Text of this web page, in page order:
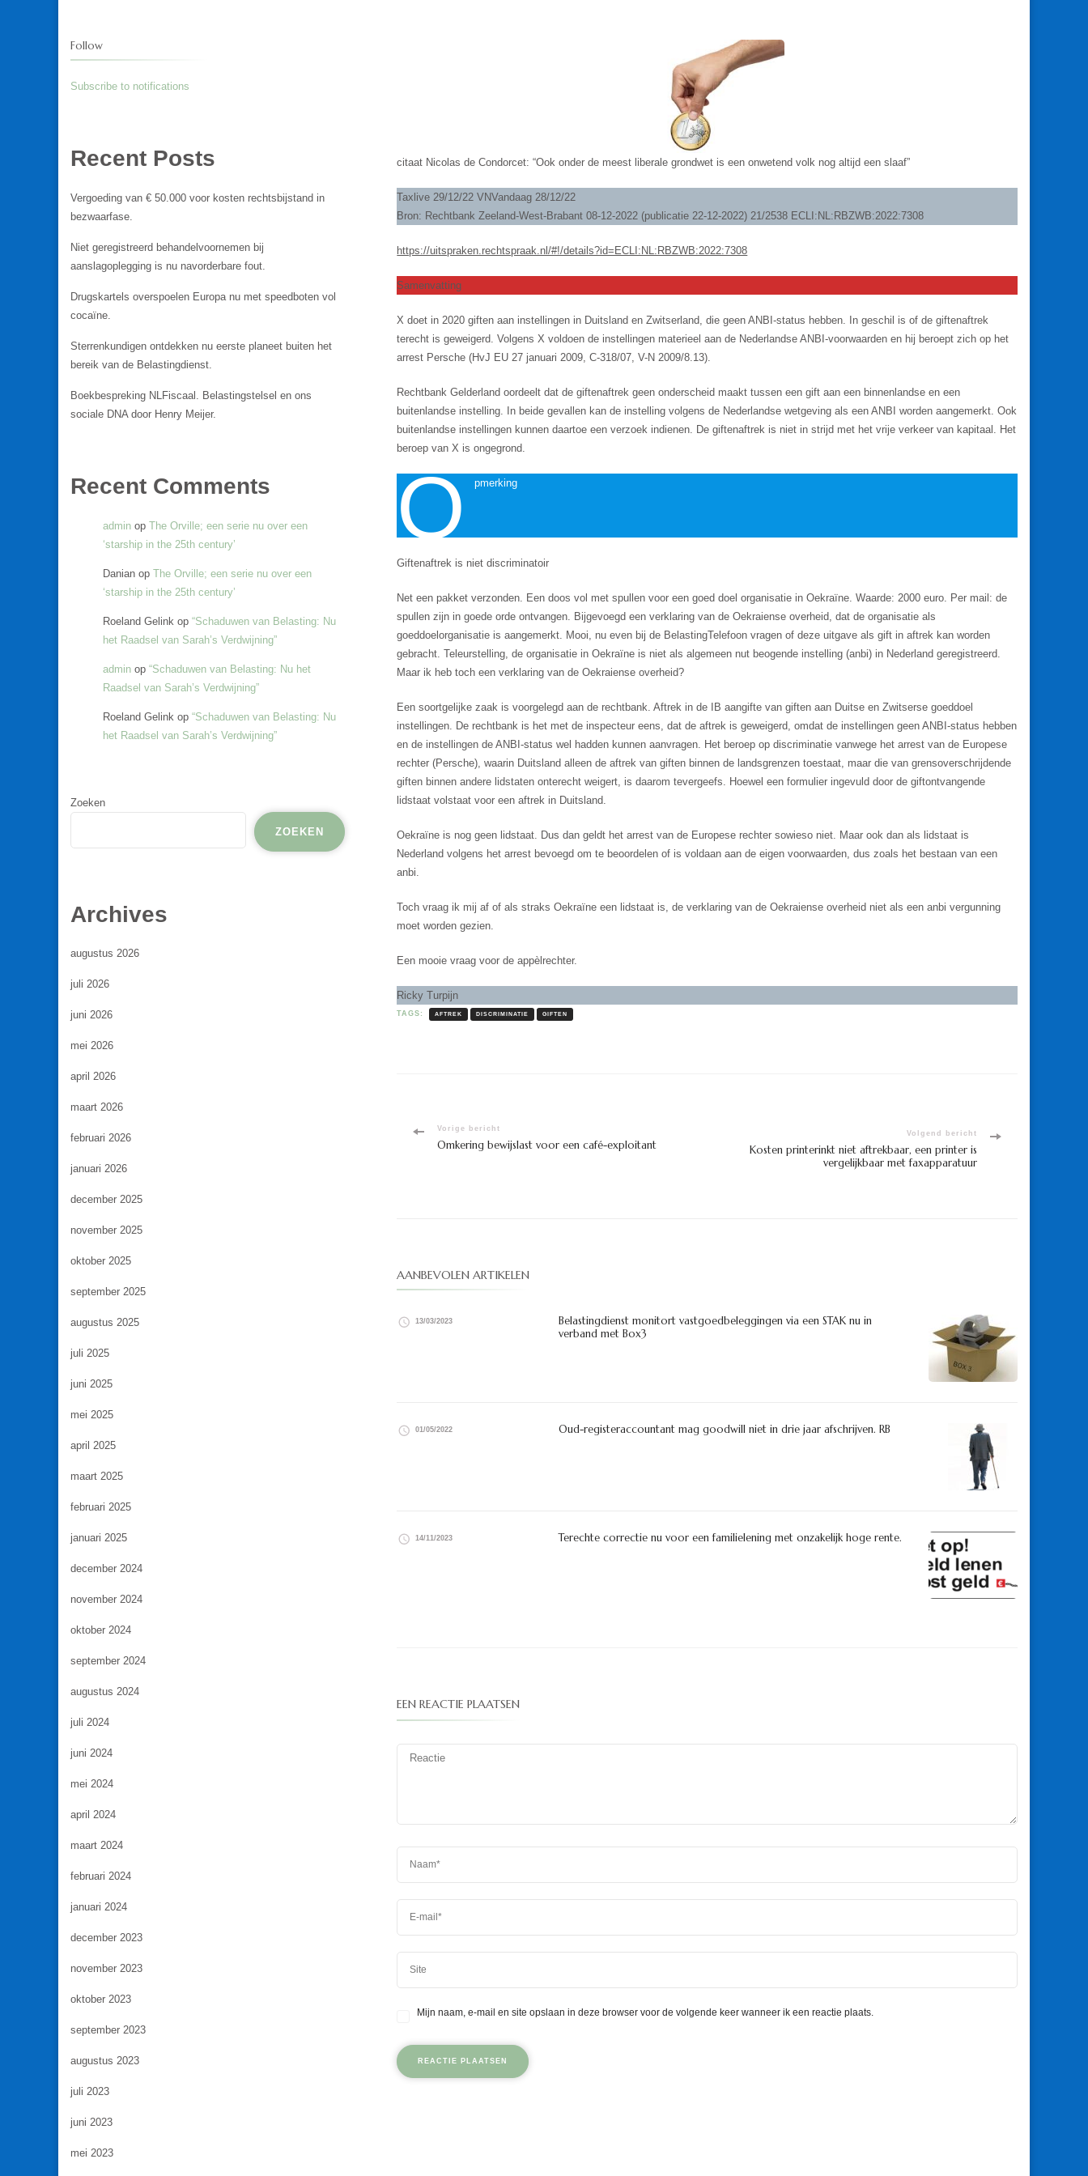
citaat Nicolas de Condorcet: “Ook onder de meest liberale grondwet is een onwetend volk nog altijd een slaaf”
Taxlive 29/12/22 VNVandaag 28/12/22
Bron: Rechtbank Zeeland-West-Brabant 08-12-2022 (publicatie 22-12-2022) 21/2538 ECLI:NL:RBZWB:2022:7308
https://uitspraken.rechtspraak.nl/#!/details?id=ECLI:NL:RBZWB:2022:7308
Samenvatting
X doet in 2020 giften aan instellingen in Duitsland en Zwitserland, die geen ANBI-status hebben. In geschil is of de giftenaftrek
terecht is geweigerd. Volgens X voldoen de instellingen materieel aan de Nederlandse ANBI-voorwaarden en hij beroept zich op het
arrest Persche (HvJ EU 27 januari 2009, C-318/07, V-N 2009/8.13).
Rechtbank Gelderland oordeelt dat de giftenaftrek geen onderscheid maakt tussen een gift aan een binnenlandse en een
buitenlandse instelling. In beide gevallen kan de instelling volgens de Nederlandse wetgeving als een ANBI worden aangemerkt. Ook
buitenlandse instellingen kunnen daartoe een verzoek indienen. De giftenaftrek is niet in strijd met het vrije verkeer van kapitaal. Het
beroep van X is ongegrond.
O pmerking
Giftenaftrek is niet discriminatoir
Net een pakket verzonden. Een doos vol met spullen voor een goed doel organisatie in Oekraïne. Waarde: 2000 euro. Per mail: de
spullen zijn in goede orde ontvangen. Bijgevoegd een verklaring van de Oekraiense overheid, dat de organisatie als
goeddoelorganisatie is aangemerkt. Mooi, nu even bij de BelastingTelefoon vragen of deze uitgave als gift in aftrek kan worden
gebracht. Teleurstelling, de organisatie in Oekraïne is niet als algemeen nut beogende instelling (anbi) in Nederland geregistreerd.
Maar ik heb toch een verklaring van de Oekraiense overheid?
Een soortgelijke zaak is voorgelegd aan de rechtbank. Aftrek in de IB aangifte van giften aan Duitse en Zwitserse goeddoel
instellingen. De rechtbank is het met de inspecteur eens, dat de aftrek is geweigerd, omdat de instellingen geen ANBI-status hebben
en de instellingen de ANBI-status wel hadden kunnen aanvragen. Het beroep op discriminatie vanwege het arrest van de Europese
rechter (Persche), waarin Duitsland alleen de aftrek van giften binnen de landsgrenzen toestaat, maar die van grensoverschrijdende
giften binnen andere lidstaten onterecht weigert, is daarom tevergeefs. Hoewel een formulier ingevuld door de giftontvangende
lidstaat volstaat voor een aftrek in Duitsland.
Oekraïne is nog geen lidstaat. Dus dan geldt het arrest van de Europese rechter sowieso niet. Maar ook dan als lidstaat is
Nederland volgens het arrest bevoegd om te beoordelen of is voldaan aan de eigen voorwaarden, dus zoals het bestaan van een
anbi.
Toch vraag ik mij af of als straks Oekraïne een lidstaat is, de verklaring van de Oekraiense overheid niet als een anbi vergunning
moet worden gezien.
Een mooie vraag voor de appèlrechter.
Ricky Turpijn
TAGS: AFTREK DISCRIMINATIE GIFTEN
Bericht
Vorige bericht
Omkering bewijslast voor een café-exploitant
Volgend bericht
Kosten printerinkt niet aftrekbaar, een printer is
vergelijkbaar met faxapparatuur
AANBEVOLEN ARTIKELEN
13/03/2023
Belastingdienst monitort vastgoedbeleggingen via een STAK nu in
verband met Box3
01/05/2022 Oud-registeraccountant mag goodwill niet in drie jaar afschrijven. RB
14/11/2023 Terechte correctie nu voor een familielening met onzakelijk hoge rente.
EEN REACTIE PLAATSEN
Mijn naam, e-mail en site opslaan in deze browser voor de volgende keer wanneer ik een reactie plaats.
Follow
Subscribe to notifications
Recent Posts
Vergoeding van € 50.000 voor kosten rechtsbijstand in
bezwaarfase.
Niet geregistreerd behandelvoornemen bij
aanslagoplegging is nu navorderbare fout.
Drugskartels overspoelen Europa nu met speedboten vol
cocaïne.
Sterrenkundigen ontdekken nu eerste planeet buiten het
bereik van de Belastingdienst.
Boekbespreking NLFiscaal. Belastingstelsel en ons
sociale DNA door Henry Meijer.
Recent Comments
admin op The Orville; een serie nu over een
‘starship in the 25th century’
Danian op The Orville; een serie nu over een
‘starship in the 25th century’
Roeland Gelink op “Schaduwen van Belasting: Nu
het Raadsel van Sarah’s Verdwijning”
admin op “Schaduwen van Belasting: Nu het
Raadsel van Sarah’s Verdwijning”
Roeland Gelink op “Schaduwen van Belasting: Nu
het Raadsel van Sarah’s Verdwijning”
Zoeken
ZOEKEN
Archives
augustus 2026
juli 2026
juni 2026
mei 2026
april 2026
maart 2026
februari 2026
januari 2026
december 2025
november 2025
oktober 2025
september 2025
augustus 2025
juli 2025
juni 2025
mei 2025
april 2025
maart 2025
februari 2025
januari 2025
december 2024
november 2024
oktober 2024
september 2024
augustus 2024
juli 2024
juni 2024
mei 2024
april 2024
maart 2024
februari 2024
januari 2024
december 2023
november 2023
oktober 2023
september 2023
augustus 2023
juli 2023
juni 2023
mei 2023